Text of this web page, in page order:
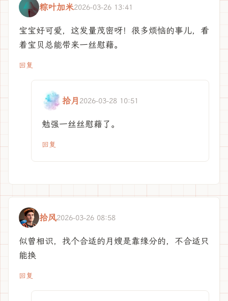
粽叶加米2026-03-26 13:41
宝宝好可爱，这发量茂密呀！很多烦恼的事儿，看
着宝贝总能带来一丝慰藉。
回复
拾月 2026-03-28 10:51
勉强一丝丝慰藉了。
回复
拾风2026-03-26 08:58
似曾相识，找个合适的月嫂是靠缘分的，不合适只
能换
回复